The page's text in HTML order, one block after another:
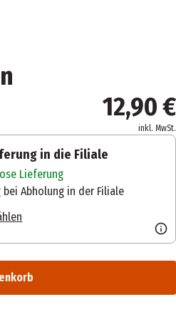
12,90 €
inkl. MwSt.
in die Filiale
Lieferung
bei Abholung in der Filiale